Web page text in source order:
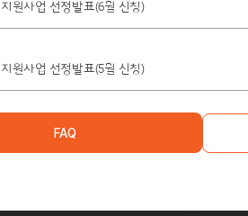
원사업 선정발표(6월 신청)
원사업 선정발표(5월 신청)
FAQ